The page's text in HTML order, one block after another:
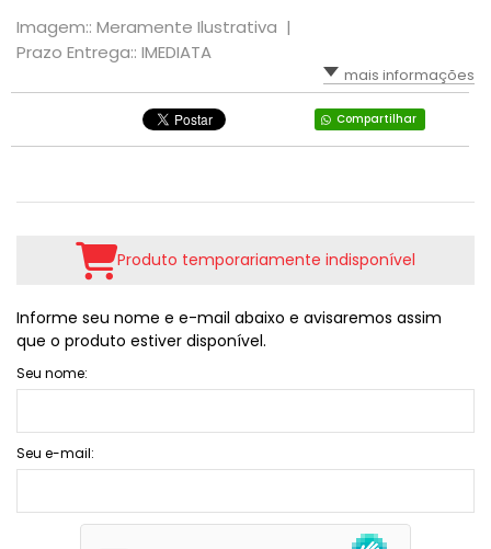
Imagem:: Meramente Ilustrativa |
Prazo Entrega:: IMEDIATA
mais informações
Compartilhar
Produto temporariamente indisponível
Informe seu nome e e-mail abaixo e avisaremos assim
que o produto estiver disponível.
Seu nome:
Seu e-mail: